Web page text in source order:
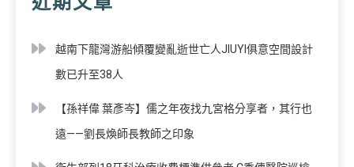
越南下龍灣游船傾覆變亂逝世亡人JIUYI俱意空間設計
數已升至38人
【孫祥偉 葉彥岑】儒之年夜找九宮格分享者，其行也
遠——劉長煥師長教師之印象